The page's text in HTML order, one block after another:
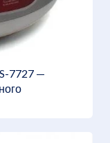
7727 —